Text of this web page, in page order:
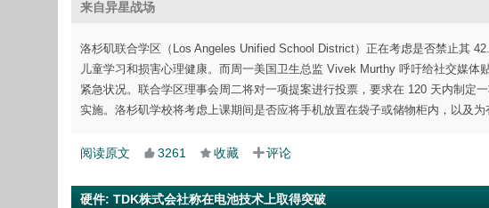
来自异星战场
洛杉矶联合学区（Los Angeles Unified School District）正在考虑是否禁止其
儿童学习和损害心理健康。而周一美国卫生总监 Vivek Murthy 呼吁给社交媒
紧急状况。联合学区理事会周二将对一项提案进行投票，要求在 120 天内制定
实施。洛杉矶学校将考虑上课期间是否应将手机放置在袋子或储物柜内，以及为
阅读原文 3261 收藏 评论
硬件: TDK株式会社称在电池技术上取得突破